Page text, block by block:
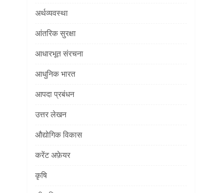
अर्थव्यवस्था
आंतरिक सुरक्षा
आधारभूत संरचना
आधुनिक भारत
आपदा प्रबंधन
उत्तर लेखन
औद्योगिक विकास
करेंट अफ़ेयर
कृषि